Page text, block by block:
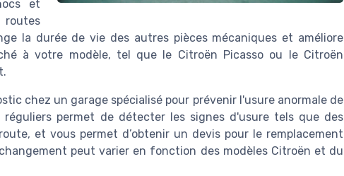
et
routes
la durée de vie des autres pièces mécaniques et améliore
à votre modèle, tel que le Citroën Picasso ou le Citroën
chez un garage spécialisé pour prévenir l'usure anormale de
permet de détecter les signes d'usure tels que des
et vous permet d’obtenir un devis pour le remplacement
peut varier en fonction des modèles Citroën et du